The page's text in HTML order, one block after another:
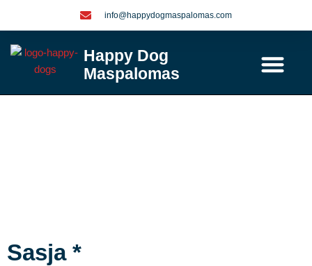
inhoud
info@happydogmaspalomas.com
Happy Dog
Maspalomas
Sasja *